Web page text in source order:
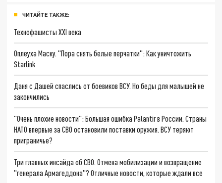
ЧИТАЙТЕ ТАКЖЕ:
Технофашисты XXI века
Оплеуха Маску. "Пора снять белые перчатки": Как уничтожить
Starlink
Даня с Дашей спаслись от боевиков ВСУ. Но беды для малышей не
закончились
"Очень плохие новости": Большая ошибка Palantir в России. Страны
НАТО впервые за СВО остановили поставки оружия. ВСУ теряют
приграничье?
Три главных инсайда об СВО. Отмена мобилизации и возвращение
"генерала Армагеддона"? Отличные новости, которые ждали все